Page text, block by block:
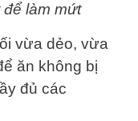
làm mứt
vừa dẻo, vừa
ăn không bị
đủ các